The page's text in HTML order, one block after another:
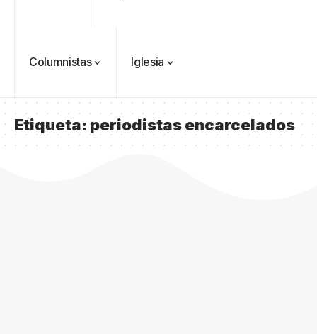
Columnistas Iglesia
Etiqueta:periodistas encarcelados